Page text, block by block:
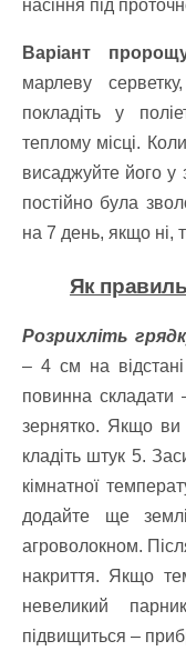
насіння під
Варіант
марлеву
покладіть у
теплому місці.
висаджуйте його
постійно була
на 7 день, якщо ні,
Як
Розрихліть
– 4 см на
повинна складати
зернятко. Якщо
кладіть штук 5.
кімнатної
додайте ще
агроволокном.
накриття. Якщо
невеликий
підвищиться –